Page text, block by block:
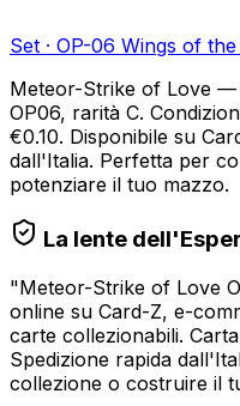
Set · OP-06 Wings of
Meteor-Strike of Love —
OP06, rarità C.
€0.10. Disponibile su
dall'Italia. Perfetta per
potenziare il tuo mazzo.
La lente
"Meteor-Strike of Love
online su Card-Z, e-
carte collezionabili.
Spedizione rapida
collezione o costruire il